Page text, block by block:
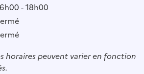
- 18h00
horaires peuvent varier en fonction